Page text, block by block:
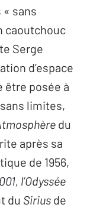
« sans
caoutchouc
Serge
d’espace
être posée à
limites,
du
après sa
de 1956,
l’Odyssée
du Sirius de